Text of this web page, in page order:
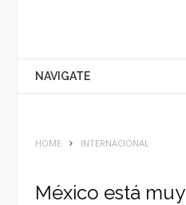
NAVIGATE
HOME INTERNACIONAL
México está